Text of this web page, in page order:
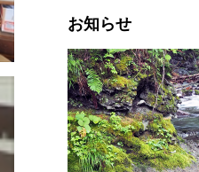
お知らせ